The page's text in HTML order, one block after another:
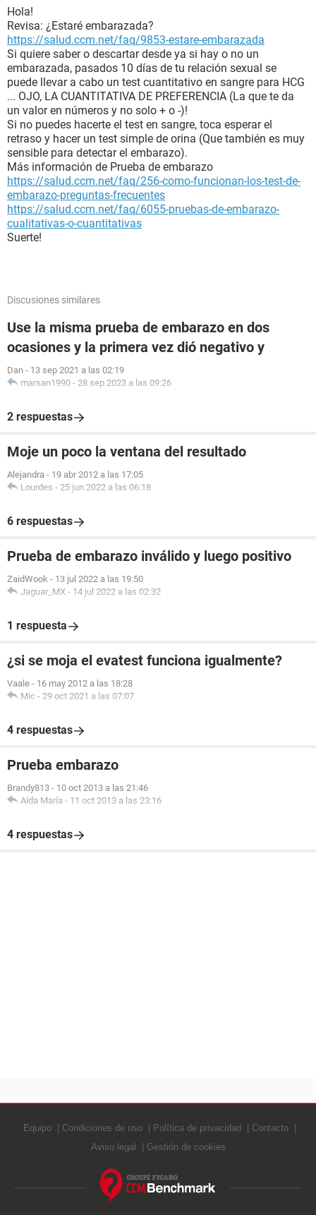
Hola!
Revisa: ¿Estaré embarazada?
https://salud.ccm.net/faq/9853-estare-embarazada
Si quiere saber o descartar desde ya si hay o no un
embarazada, pasados 10 días de tu relación sexual se
puede llevar a cabo un test cuantitativo en sangre para HCG
... OJO, LA CUANTITATIVA DE PREFERENCIA (La que te da
un valor en números y no solo + o -)!
Si no puedes hacerte el test en sangre, toca esperar el
retraso y hacer un test simple de orina (Que también es muy
sensible para detectar el embarazo).
Más información de Prueba de embarazo
https://salud.ccm.net/faq/256-como-funcionan-los-test-de-
embarazo-preguntas-frecuentes
https://salud.ccm.net/faq/6055-pruebas-de-embarazo-
cualitativas-o-cuantitativas
Suerte!
Discusiones similares
Use la misma prueba de embarazo en dos
ocasiones y la primera vez dió negativo y
Dan - 13 sep 2021 a las 02:19
marsan1990 - 28 sep 2023 a las 09:26
2 respuestas
Moje un poco la ventana del resultado
Alejandra - 19 abr 2012 a las 17:05
Lourdes - 25 jun 2022 a las 06:18
6 respuestas
Prueba de embarazo inválido y luego positivo
ZaidWook - 13 jul 2022 a las 19:50
Jaguar_MX - 14 jul 2022 a las 02:32
1 respuesta
¿si se moja el evatest funciona igualmente?
Vaale - 16 may 2012 a las 18:28
Mic - 29 oct 2021 a las 07:07
4 respuestas
Prueba embarazo
Brandy813 - 10 oct 2013 a las 21:46
Aída María - 11 oct 2013 a las 23:16
4 respuestas
Equipo Condiciones de uso Política de privacidad
Contacto
Aviso legal
Gestión de cookies